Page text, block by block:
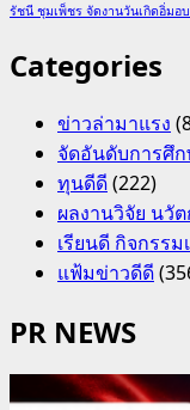
รัชนี ชุมเพ็ชร จัดงานวันเกิดอิ่ม
Categories
ข่าวล่ามาแรง
จัดอันดับการศึ
ทุนดีดี(222)
ผลงานวิจัย นวั
เรียนดี กิจกรรม
แฟ้มข่าวดีดี
PR NEWS